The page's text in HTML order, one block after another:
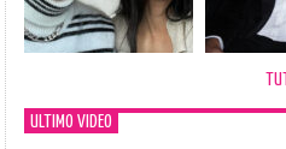
ULTIMO VIDEO